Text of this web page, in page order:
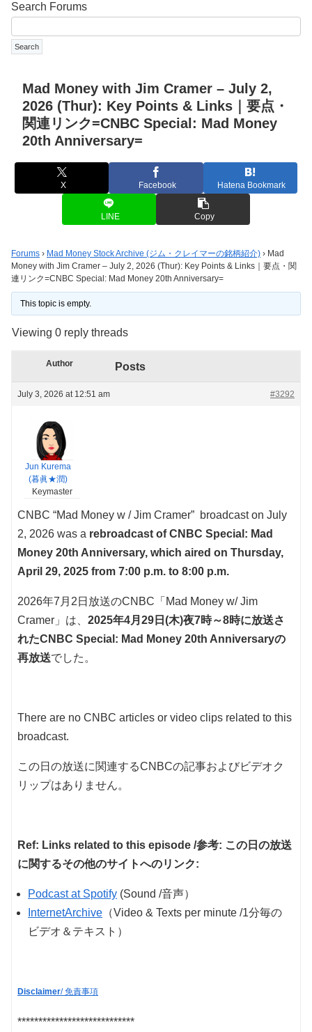
Search Forums
Mad Money with Jim Cramer – July 2,
2026 (Thur): Key Points & Links｜要点・
関連リンク=CNBC Special: Mad Money
20th Anniversary=
X Facebook Hatena Bookmark
LINE Copy
Forums › Mad Money Stock Archive (ジム・クレイマーの銘柄紹介) › Mad
Money with Jim Cramer – July 2, 2026 (Thur): Key Points & Links｜要点・関
連リンク=CNBC Special: Mad Money 20th Anniversary=
This topic is empty.
Viewing 0 reply threads
Author Posts
July 3, 2026 at 12:51 am #3292
Jun Kurema
(暮眞★潤)
Keymaster
CNBC “Mad Money w / Jim Cramer” broadcast on July
2, 2026 was a rebroadcast of CNBC Special: Mad
Money 20th Anniversary, which aired on Thursday,
April 29, 2025 from 7:00 p.m. to 8:00 p.m.
2026年7月2日放送のCNBC「Mad Money w/ Jim
Cramer」は、 2025年4月29日(木)夜7時～8時に放送さ
れたCNBC Special: Mad Money 20th Anniversaryの
再放送でした。
There are no CNBC articles or video clips related to this
broadcast.
この日の放送に関連するCNBCの記事およびビデオク
リップはありません。
Ref: Links related to this episode /参考: この日の放送
に関するその他のサイトへのリンク:
Podcast at Spotify (Sound /音声）
InternetArchive （Video & Texts per minute /1分毎の
ビデオ＆テキスト）
Disclaimer/ 免責事項
****************************